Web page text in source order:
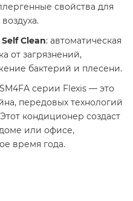
свойства для
Clean: автоматическая
от загрязнений,
бактерий и плесени.
серии Flexis — это
передовых технологий
кондиционер создаст
или офисе,
время года.